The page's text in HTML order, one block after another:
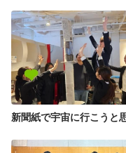
新聞紙で宇宙に行こうと